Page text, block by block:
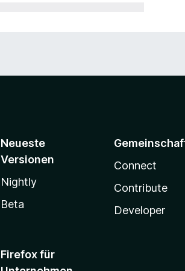
Neueste
Versionen
Nightly
Beta
Firefox für
Connect
Contribute
Developer